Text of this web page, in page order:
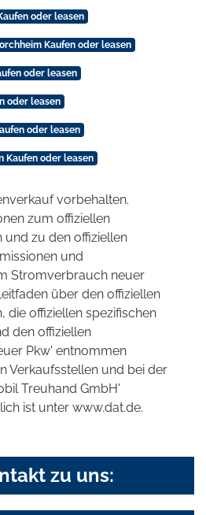
oder leasen
Kaufen oder leasen
oder leasen
oder leasen
oder leasen
Kaufen oder leasen
vorbehalten.
zum offiziellen
zu den offiziellen
und
Stromverbrauch neuer
über den offiziellen
die offiziellen spezifischen
den offiziellen
Pkw' entnommen
Verkaufsstellen und bei der
Treuhand GmbH'
ist unter www.dat.de.
zu uns: